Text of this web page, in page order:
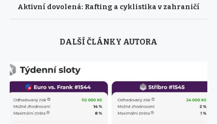
Aktivní dovolená: Rafting a cyklistika v zahraničí
DALŠÍ ČLÁNKY AUTORA